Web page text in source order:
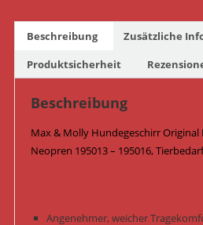
195013
195016
/
Popcorn
Beschreibung
Zusätzliche
Produktsicherheit
Beschreibung
Max & Molly Hundegeschirr Original
Neopren 195013 – 195016,
Angenehmer, weicher